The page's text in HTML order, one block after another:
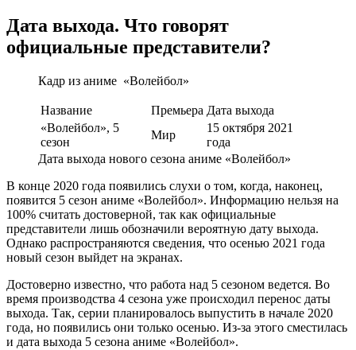
Дата выхода. Что говорят
официальные представители?
Кадр из аниме «Волейбол»
Название Премьера Дата выхода
«Волейбол», 5
сезон
Мир
15 октября 2021
года
Дата выхода нового сезона аниме «Волейбол»
В конце 2020 года появились слухи о том, когда, наконец,
появится 5 сезон аниме «Волейбол». Информацию нельзя на
100% считать достоверной, так как официальные
представители лишь обозначили вероятную дату выхода.
Однако распространяются сведения, что осенью 2021 года
новый сезон выйдет на экранах.
Достоверно известно, что работа над 5 сезоном ведется. Во
время производства 4 сезона уже происходил перенос даты
выхода. Так, серии планировалось выпустить в начале 2020
года, но появились они только осенью. Из-за этого сместилась
и дата выхода 5 сезона аниме «Волейбол».